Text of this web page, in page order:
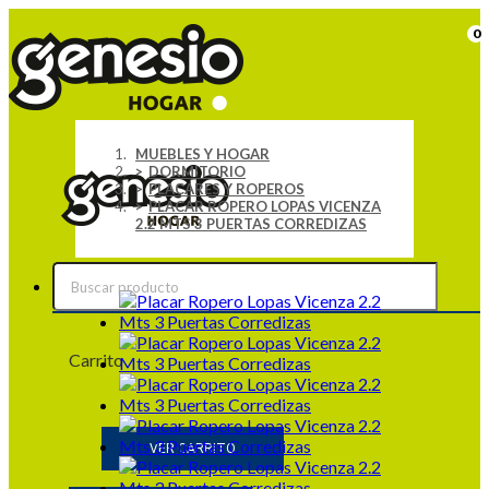
0
Carrito
VER CARRITO
MUEBLES Y HOGAR
DORMITORIO
PLACARES Y ROPEROS
PLACAR ROPERO LOPAS VICENZA
2.2 MTS 3 PUERTAS CORREDIZAS